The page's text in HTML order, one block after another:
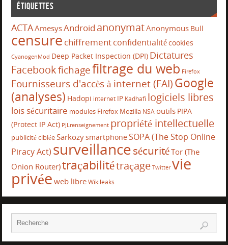
Étiquettes
ACTAAmesysAndroid anonymatAnonymous Bull
censure chiffrementconfidentialitécookies
CyanogenMod Deep Packet Inspection (DPI) Dictatures
Facebookfichagefiltrage du web Firefox
Fournisseurs d'accès à internet (FAI)Google
(analyses) Hadopi internet IP Kadhafi logiciels libres
lois sécuritaire modules Firefox Mozilla NSA outils PIPA
(Protect IP Act) PJLrenseignement propriété intellectuelle
publicité cibléeSarkozysmartphoneSOPA (The Stop Online
Piracy Act) surveillancesécuritéTor (The
Onion Router)traçabilitétraçage Twitter vie
privée web libreWikileaks